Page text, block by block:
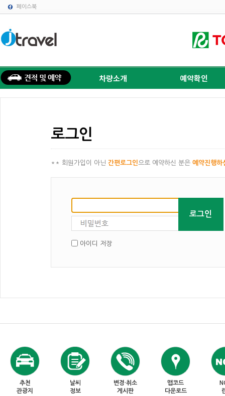
페이스북
차량소개 예약확인
로그인
** 회원가입이 아닌 간편로그인으로 예약하신 분은 예약진행하
아이디 저장
로그인
추천
관광지
날씨
정보
변경·취소
게시판
맵코드
다운로드